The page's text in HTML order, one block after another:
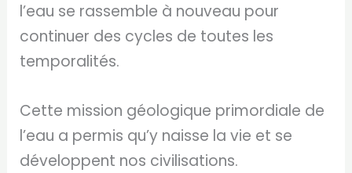
l’eau se rassemble à nouveau pour
continuer des cycles de toutes les
temporalités.
Cette mission géologique primordiale de
l’eau a permis qu’y naisse la vie et se
développent nos civilisations.